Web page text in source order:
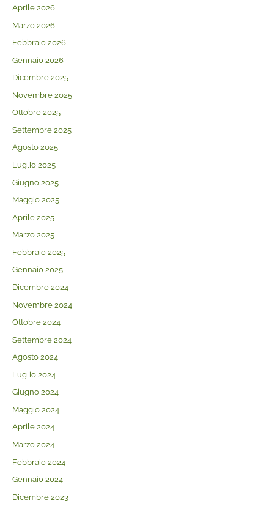
Aprile 2026
Marzo 2026
Febbraio 2026
Gennaio 2026
Dicembre 2025
Novembre 2025
Ottobre 2025
Settembre 2025
Agosto 2025
Luglio 2025
Giugno 2025
Maggio 2025
Aprile 2025
Marzo 2025
Febbraio 2025
Gennaio 2025
Dicembre 2024
Novembre 2024
Ottobre 2024
Settembre 2024
Agosto 2024
Luglio 2024
Giugno 2024
Maggio 2024
Aprile 2024
Marzo 2024
Febbraio 2024
Gennaio 2024
Dicembre 2023